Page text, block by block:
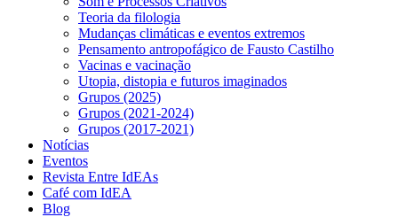
Teoria da filologia
Mudanças climáticas e eventos extremos
Pensamento antropofágico de Fausto Castilho
Vacinas e vacinação
Utopia, distopia e futuros imaginados
Grupos (2025)
Grupos (2021-2024)
Grupos (2017-2021)
Notícias
Eventos
Revista Entre IdEAs
Café com IdEA
Blog